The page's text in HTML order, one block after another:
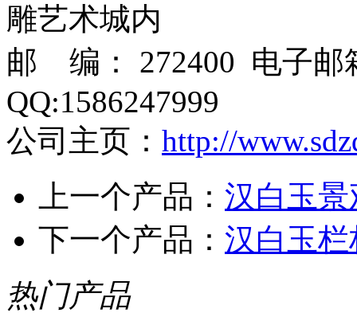
雕艺术城内
邮 编： 272400 电子邮
QQ:1586247999
公司主页： http://
上一个产品： 汉白玉
下一个产品： 汉白玉栏
热门产品